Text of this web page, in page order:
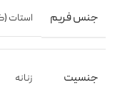
جنس فریم استات
جنسیت زنانه